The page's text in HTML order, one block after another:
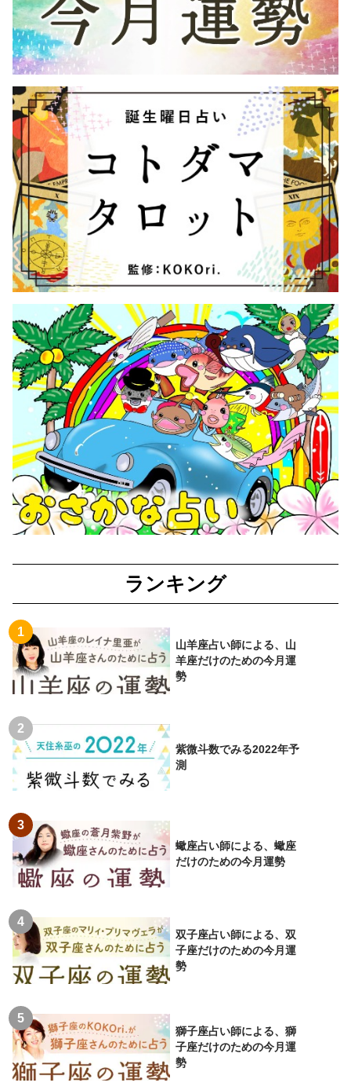
ランキング
山羊座占い師による、山
羊座だけのための今月運
勢
紫微斗数でみる2022年予
測
蠍座占い師による、蠍座
だけのための今月運勢
双子座占い師による、双
子座だけのための今月運
勢
獅子座占い師による、獅
子座だけのための今月運
勢